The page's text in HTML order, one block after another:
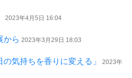
2023年4月5日 16:04
から 2023年3月29日 18:03
気持ちを香りに変える」
2023年